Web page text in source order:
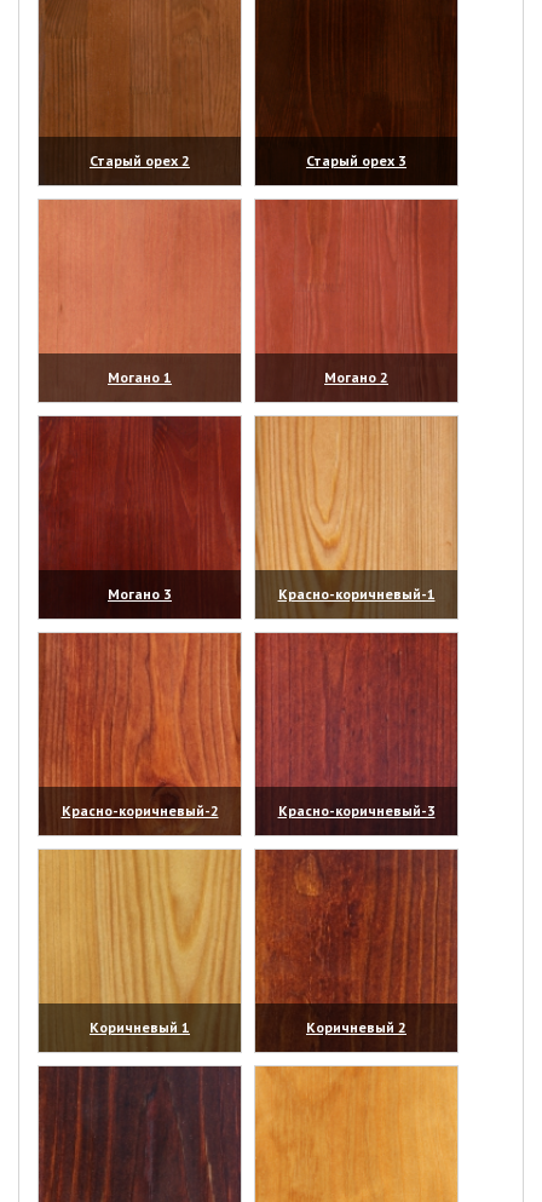
Старый орех 2
(увеличить)
Старый орех 3
(увеличить)
Могано 1
(увеличить)
Могано 2
(увеличить)
Могано 3
(увеличить)
Красно-коричневый-1
(увеличить)
Красно-коричневый-2
(увеличить)
Красно-коричневый-3
(увеличить)
Коричневый 1
(увеличить)
Коричневый 2
(увеличить)